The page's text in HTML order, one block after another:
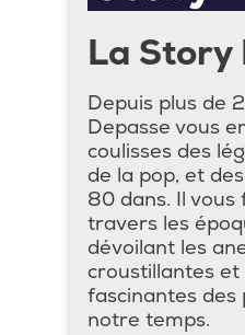
La Story
Depuis plus de
Depasse vous
coulisses des
de la pop, et
80 dans. Il
travers les
dévoilant les
croustillantes et
fascinantes des
notre temps.